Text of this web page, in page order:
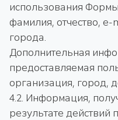
использования
фамилия, отчество, e-
города.
Дополнительная
предоставляемая
организация, город,
4.2. Информация,
результате действий